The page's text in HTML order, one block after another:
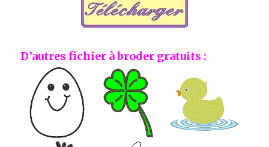
D’autres fichier à broder gratuits :